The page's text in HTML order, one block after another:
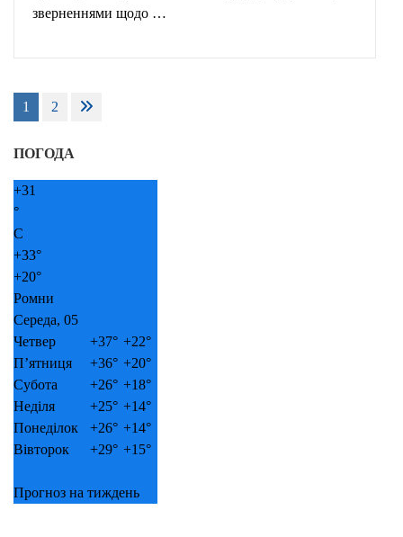
зверненнями щодо …
Пагінація
записів
1 2
ПОГОДА
+31
°
C
+33°
+20°
Ромни
Середа, 05
Четвер
+37° +22°
П’ятниця
+36° +20°
Субота
+26° +18°
Неділя
+25° +14°
Понеділок
+26° +14°
Вівторок
+29° +15°
Прогноз на тиждень